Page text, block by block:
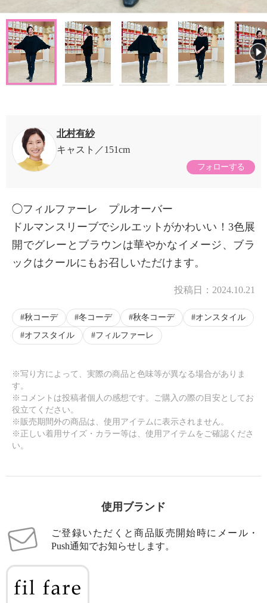
北村有紗
キャスト
151cm
フォローする
◯フィルファーレ プルオーバー
ドルマンスリーブでシルエットがかわいい！3色展
開でグレーとブラウンは華やかなイメージ、ブラ
ックはクールにもお召しいただけます。
投稿日： 2024.10.21
秋コーデ 冬コーデ 秋冬コーデ
オンスタイル
オフスタイル
フィルファーレ
※写り方によって、実際の商品と色味等が異なる場合がありま
す。
※コメントは投稿者個人の感想です。ご購入の際の目安としてお
役立てください。
※販売期間外の商品は、使用アイテムに表示されません。
※正しい着用サイズ・カラー等は、使用アイテムをご確認くださ
い。
使用ブランド
ご登録いただくと商品販売開始時にメール・
Push通知でお知らせします。